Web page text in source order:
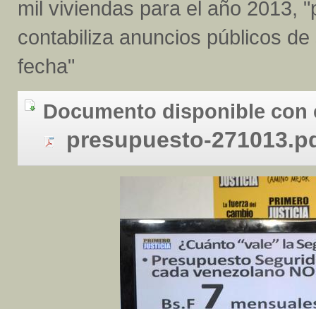
mil viviendas para el año 2013,
contabiliza anuncios públicos
fecha"
Documento disponible con
presupuesto-